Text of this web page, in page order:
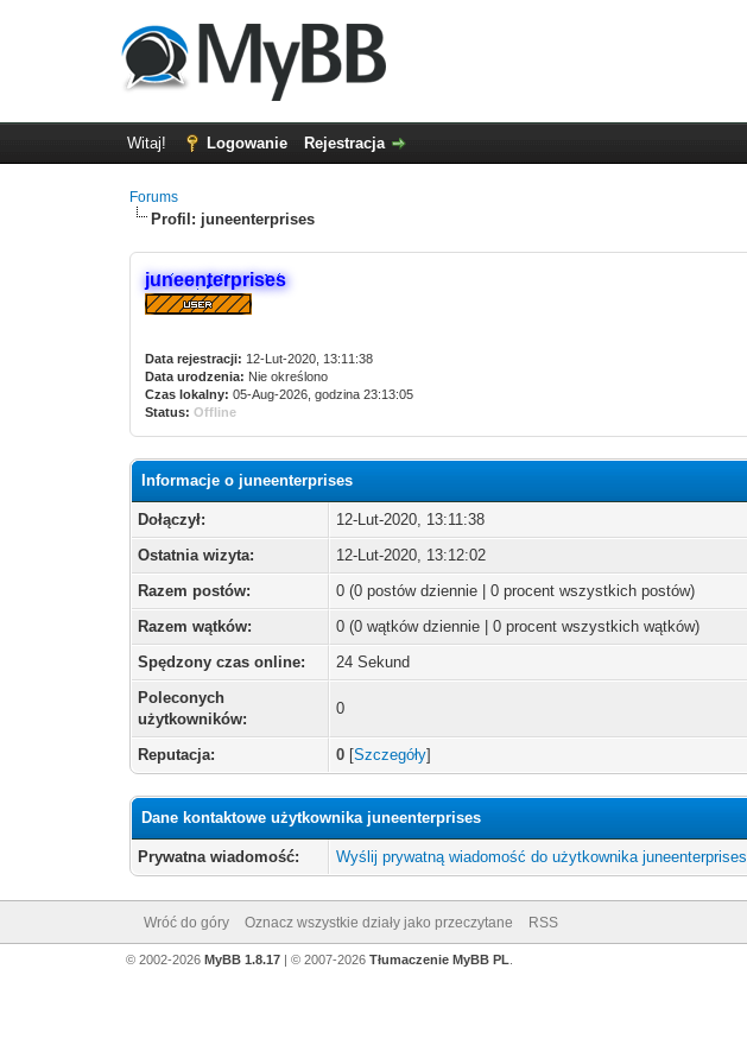
Witaj! Logowanie Rejestracja
Forums
Profil: juneenterprises
juneenterprises
Data rejestracji: 12-Lut-2020, 13:11:38
Data urodzenia: Nie określono
Czas lokalny: 05-Aug-2026, godzina 23:13:05
Status: Offline
Informacje o juneenterprises
Dołączył:
12-Lut-2020, 13:11:38
Ostatnia wizyta:
12-Lut-2020, 13:12:02
Razem postów:
0 (0 postów dziennie | 0 procent wszystkich postów)
Razem wątków:
0 (0 wątków dziennie | 0 procent wszystkich wątków)
Spędzony czas online:
24 Sekund
Poleconych
użytkowników:
0
Reputacja: 0 [Szczegóły]
Dane kontaktowe użytkownika juneenterprises
Prywatna wiadomość: Wyślij prywatną wiadomość do użytkownika juneenterprises
Wróć do góry Oznacz wszystkie działy jako przeczytane RSS
© 2002-2026 MyBB 1.8.17| © 2007-2026 Tłumaczenie MyBB PL